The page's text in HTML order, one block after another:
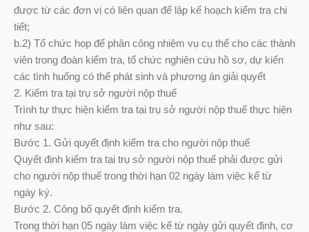
được từ các đơn vị có liên quan để lập kế hoạch kiểm tra chi
tiết;
b.2) Tổ chức họp để phân công nhiệm vụ cụ thể cho các thành
viên trong đoàn kiểm tra, tổ chức nghiên cứu hồ sơ, dự kiến
các tình huống có thể phát sinh và phương án giải quyết
2. Kiểm tra tại trụ sở người nộp thuế
Trình tự thực hiện kiểm tra tại trụ sở người nộp thuế thực hiện
như sau:
Bước 1. Gửi quyết định kiểm tra cho người nộp thuế
Quyết định kiểm tra tại trụ sở người nộp thuế phải được gửi
cho người nộp thuế trong thời hạn 02 ngày làm việc kể từ
ngày ký.
Bước 2. Công bố quyết định kiểm tra.
Trong thời hạn 05 ngày làm việc kể từ ngày gửi quyết định, cơ